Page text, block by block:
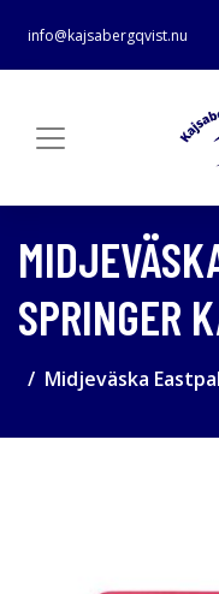
info@kajsabergqvist.nu
SPRINGER
Midjeväska